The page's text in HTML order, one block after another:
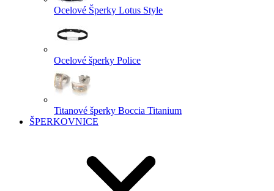
Ocelové Šperky Lotus Style
Ocelové šperky Police
Titanové šperky Boccia Titanium
ŠPERKOVNICE